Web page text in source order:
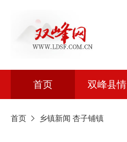
首页 双峰县情
首页 乡镇新闻 杏子铺镇